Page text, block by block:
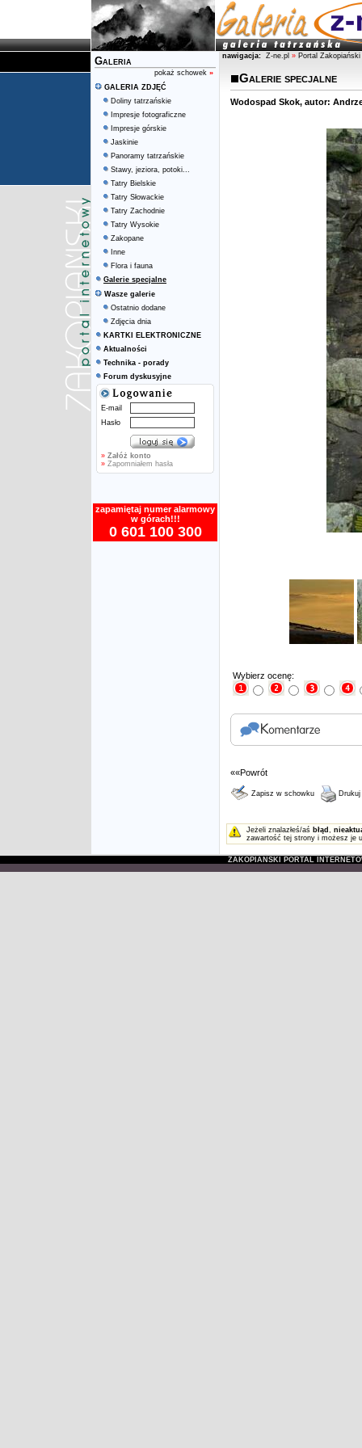
Galeria
pokaż schowek »
GALERIA ZDJĘĆ
Doliny tatrzańskie
Impresje fotograficzne
Impresje górskie
Jaskinie
Panoramy tatrzańskie
Stawy, jeziora, potoki...
Tatry Bielskie
Tatry Słowackie
Tatry Zachodnie
Tatry Wysokie
Zakopane
Inne
Flora i fauna
Galerie specjalne
Wasze galerie
Ostatnio dodane
Zdjęcia dnia
KARTKI ELEKTRONICZNE
Aktualności
Technika - porady
Forum dyskusyjne
E-mail
Hasło
» Załóż konto
» Zapomniałem hasła
zapamiętaj numer alarmowy
w górach!!!
0 601 100 300
nawigacja: Z-ne.pl » Portal Zakopiański
Galerie specjalne
Wodospad Skok, autor:
Wybierz ocenę:
««Powrót
Zapisz w schowku Drukuj
Jeżeli znalazłeś/aś błąd ,
zawartość tej strony i możesz je
ZAKOPIAŃSKI PORTAL